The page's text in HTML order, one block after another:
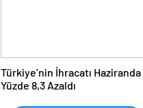
Türkiye’nin İhracatı Haziranda
Yüzde 8,3 Azaldı